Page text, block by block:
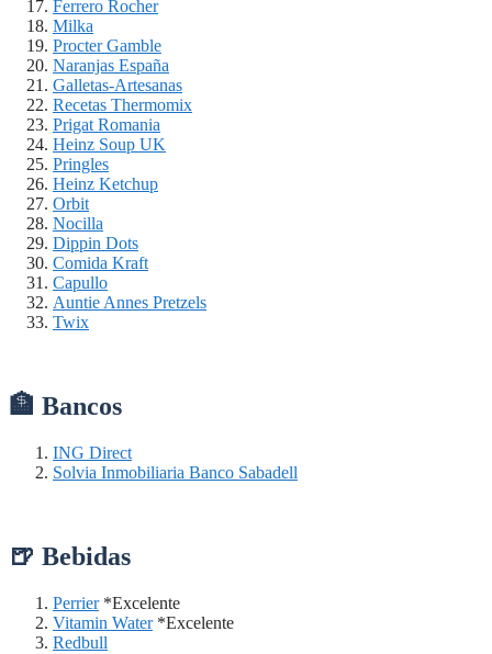
Ferrero Rocher
Milka
Procter Gamble
Naranjas España
Galletas-Artesanas
Recetas Thermomix
Prigat Romania
Heinz Soup UK
Pringles
Heinz Ketchup
Orbit
Nocilla
Dippin Dots
Comida Kraft
Capullo
Auntie Annes Pretzels
Twix
🏦 Bancos
ING Direct
Solvia Inmobiliaria Banco Sabadell
🍺 Bebidas
Perrier*Excelente
Vitamin Water*Excelente
Redbull